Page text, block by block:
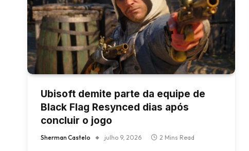
Ubisoft demite parte da equipe de
Black Flag Resynced dias após
concluir o jogo
Sherman Castelo julho 9, 2026 2 Mins Read